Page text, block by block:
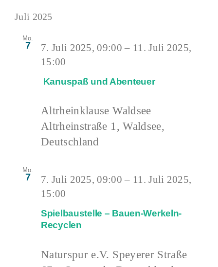
Juli 2025
Mo.
7
Kanuspaß und Abenteuer
7. Juli 2025, 09:00 – 11. Juli 2025,
15:00
Altrheinklause Waldsee
Altrheinstraße 1, Waldsee,
Deutschland
Mo.
7
Spielbaustelle – Bauen-Werkeln-
Recyclen
7. Juli 2025, 09:00 – 11. Juli 2025,
15:00
Naturspur e.V. Speyerer Straße